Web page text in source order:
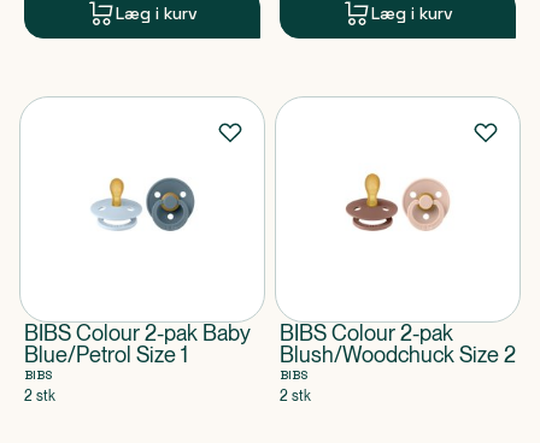
Læg i kurv Læg i kurv
BIBS Colour 2-pak Baby
Blue/Petrol Size 1
BIBS
2 stk
BIBS Colour 2-pak
Blush/Woodchuck Size 2
BIBS
2 stk